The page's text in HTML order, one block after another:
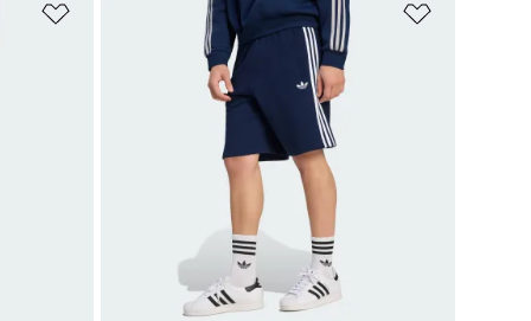
Añadir a la lista de deseos